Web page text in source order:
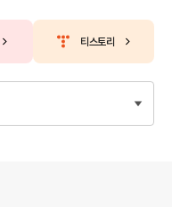
티스토리